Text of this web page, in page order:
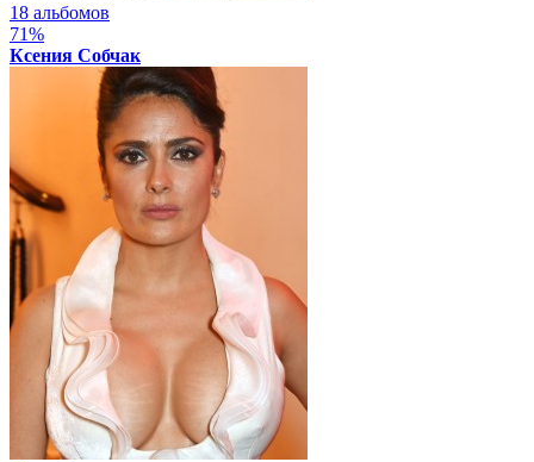
18 альбомов
71%
Ксения Собчак